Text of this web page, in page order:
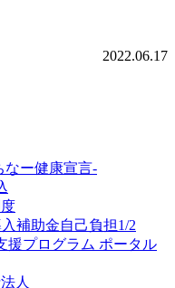
2022.06.17